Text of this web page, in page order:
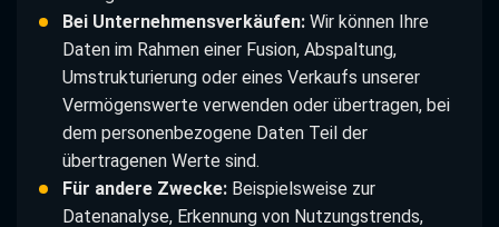
Bei Unternehmensverkäufen:Wir können Ihre
Daten im Rahmen einer Fusion, Abspaltung,
Umstrukturierung oder eines Verkaufs unserer
Vermögenswerte verwenden oder übertragen, bei
dem personenbezogene Daten Teil der
übertragenen Werte sind.
Für andere Zwecke:Beispielsweise zur
Datenanalyse, Erkennung von Nutzungstrends,